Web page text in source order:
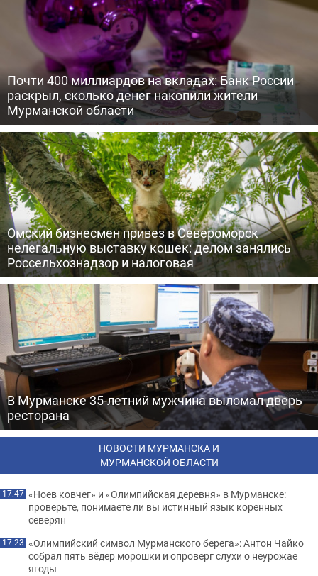
Почти 400 миллиардов на вкладах: Банк России
раскрыл, сколько денег накопили жители
Мурманской области
Омский бизнесмен привез в Североморск
нелегальную выставку кошек: делом занялись
Россельхознадзор и налоговая
В Мурманске 35-летний мужчина выломал дверь
ресторана
НОВОСТИ МУРМАНСКА И
МУРМАНСКОЙ ОБЛАСТИ
17:47 «Ноев ковчег» и «Олимпийская деревня» в Мурманске:
проверьте, понимаете ли вы истинный язык коренных
северян
17:23 «Олимпийский символ Мурманского берега»: Антон Чайко
собрал пять вёдер морошки и опроверг слухи о неурожае
ягоды